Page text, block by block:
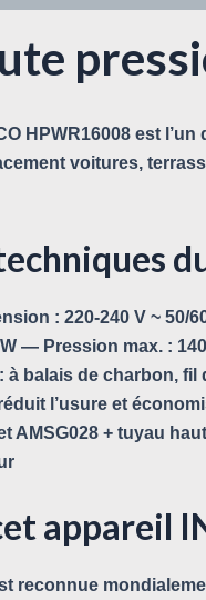
HPWR16008 est l’un
voitures,
: 220-240 V ~ 50/
W — Pression max. :
à balais de charbon, fil
l’usure et
AMSG028 + tuyau
appareil
reconnue